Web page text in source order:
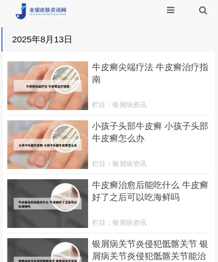
2025年8月13日
牛皮癣尖端疗法 牛皮癣治疗指
南
栏目：银屑病资讯
小孩子头部牛皮癣 小孩子头部
牛皮癣怎么办
栏目：银屑病资讯
牛皮癣治愈后能吃什么 牛皮癣
好了之后可以吃海鲜吗
栏目：银屑病资讯
银屑病关节炎侵犯骶髂关节 银
屑病关节炎侵犯骶髂关节能治